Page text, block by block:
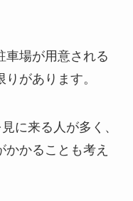
車場が用意される
があります。
に来る人が多く、
かることも考え